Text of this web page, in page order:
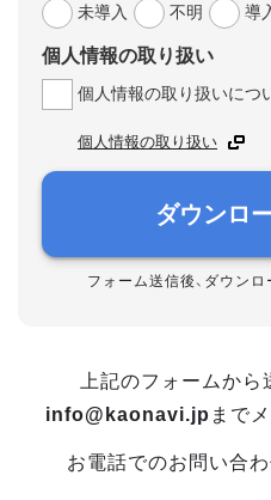
未導入
不明 導
個人情報の取り扱い
個人情報の取り扱いにつ
個人情報の取り扱い
ダウンロ
フォーム送信後、ダウン
上記のフォームから
info@kaonavi.jp まで
お電話でのお問い合